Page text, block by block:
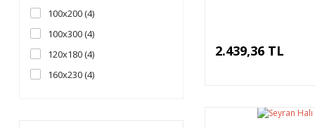
118X180 (12)
157x230 (12)
196X290 (12)
78X150 (12)
100x200 (4)
100x300 (4)
120x180 (4)
160x230 (4)
2.439,36 TL